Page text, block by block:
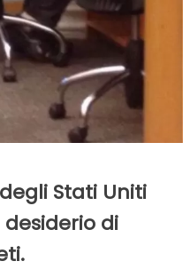
Stati Uniti
di